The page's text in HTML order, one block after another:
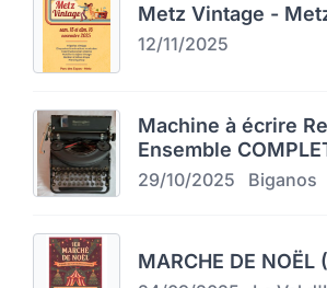
Metz Vintage -
12/11/2025
Machine à écrire
Ensemble
29/10/2025 Biganos
MARCHE DE NOËL